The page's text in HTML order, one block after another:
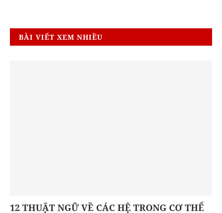
BÀI VIẾT XEM NHIỀU
12 THUẬT NGỮ VỀ CÁC HỆ TRONG CƠ THỂ